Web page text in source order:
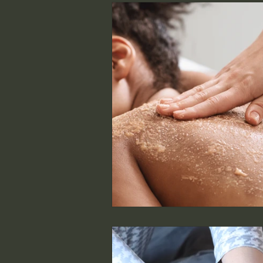
healing massage
huidpeeling
Natuurlijke huidverzorging
Holistische